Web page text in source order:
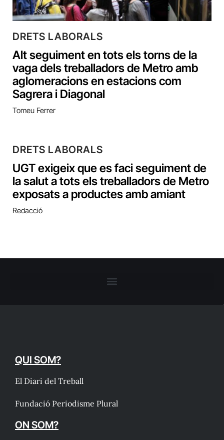
DRETS LABORALS
Alt seguiment en tots els torns de la
vaga dels treballadors de Metro amb
aglomeracions en estacions com
Sagrera i Diagonal
Tomeu Ferrer
DRETS LABORALS
UGT exigeix que es faci seguiment de
la salut a tots els treballadors de Metro
exposats a productes amb amiant
Redacció
QUI SOM?
El Diari del Treball
Fundació Periodisme Plural
ON SOM?